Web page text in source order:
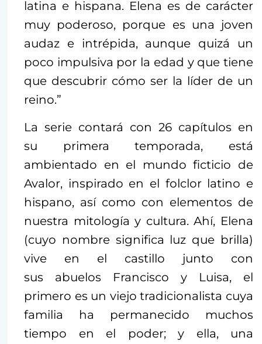
latina e hispana. Elena es de carácter
muy poderoso, porque es una joven
audaz e intrépida, aunque quizá un
poco impulsiva por la edad y que tiene
que descubrir cómo ser la líder de un
reino.”
La serie contará con 26 capítulos en
su primera temporada, está
ambientado en el mundo ficticio de
Avalor, inspirado en el folclor latino e
hispano, así como con elementos de
nuestra mitología y cultura. Ahí, Elena
(cuyo nombre significa luz que brilla)
vive en el castillo junto con
sus abuelos Francisco y Luisa, el
primero es un viejo tradicionalista cuya
familia ha permanecido muchos
tiempo en el poder; y ella, una